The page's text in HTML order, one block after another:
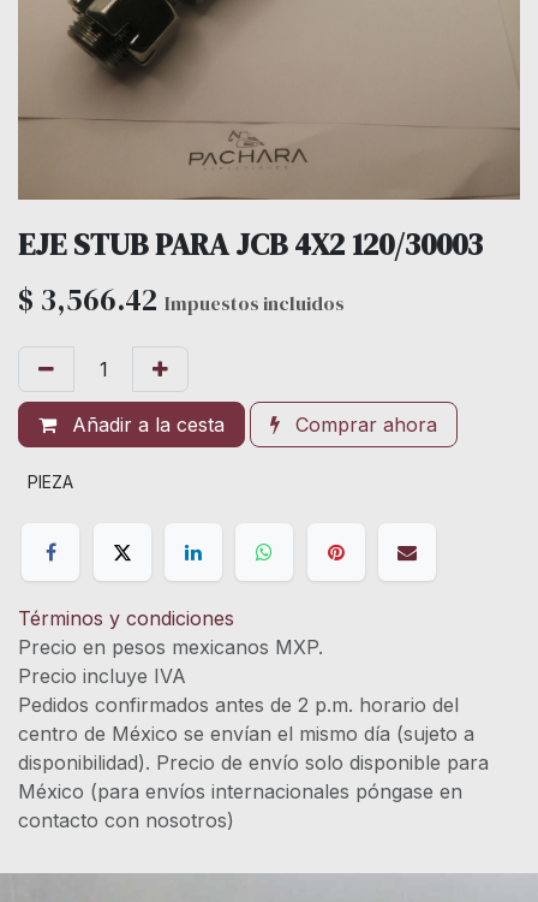
EJE STUB PARA JCB 4X2 120/30003
$ 3,566.42 Impuestos incluidos
Añadir a la cesta Comprar ahora
PIEZA
Términos y condiciones
Precio en pesos mexicanos MXP.
Precio incluye IVA
Pedidos confirmados antes de 2 p.m. horario del
centro de México se envían el mismo día (sujeto a
disponibilidad). Precio de envío solo disponible para
México (para envíos internacionales póngase en
contacto con nosotros)